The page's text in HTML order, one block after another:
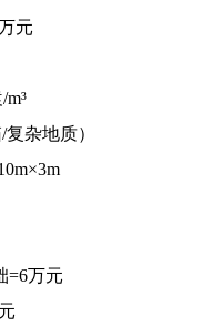
元
杂地质）
=6万元